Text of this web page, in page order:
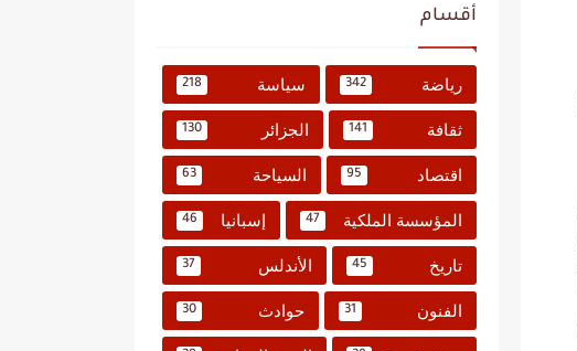
أقسام
رياضة 342 سياسة 218
ثقافة 141 الجزائر 130
اقتصاد 95 السياحة 63
المؤسسة الملكية 47 إسبانيا 46
تاريخ 45 الأندلس 37
الفنون 31 حوادث 30